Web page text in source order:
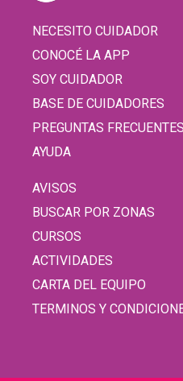
NECESITO CUIDADOR
CONOCÉ LA APP
SOY CUIDADOR
BASE DE CUIDADORES
PREGUNTAS FRECUENTES
AYUDA
AVISOS
BUSCAR POR ZONAS
CURSOS
ACTIVIDADES
CARTA DEL EQUIPO
TERMINOS Y